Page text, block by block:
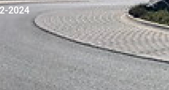
2024